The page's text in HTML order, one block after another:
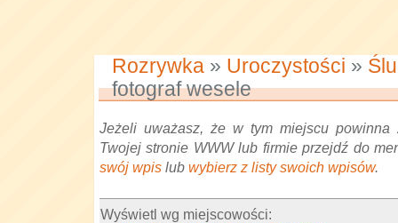
Rozrywka » Uroczystości »
fotograf wesele
Jeżeli uważasz, że w tym miejscu powinna
Twojej stronie WWW lub firmie przejdź do
swój wpis lub wybierz z listy swoich wpisów.
Wyświetl wg miejscowości: